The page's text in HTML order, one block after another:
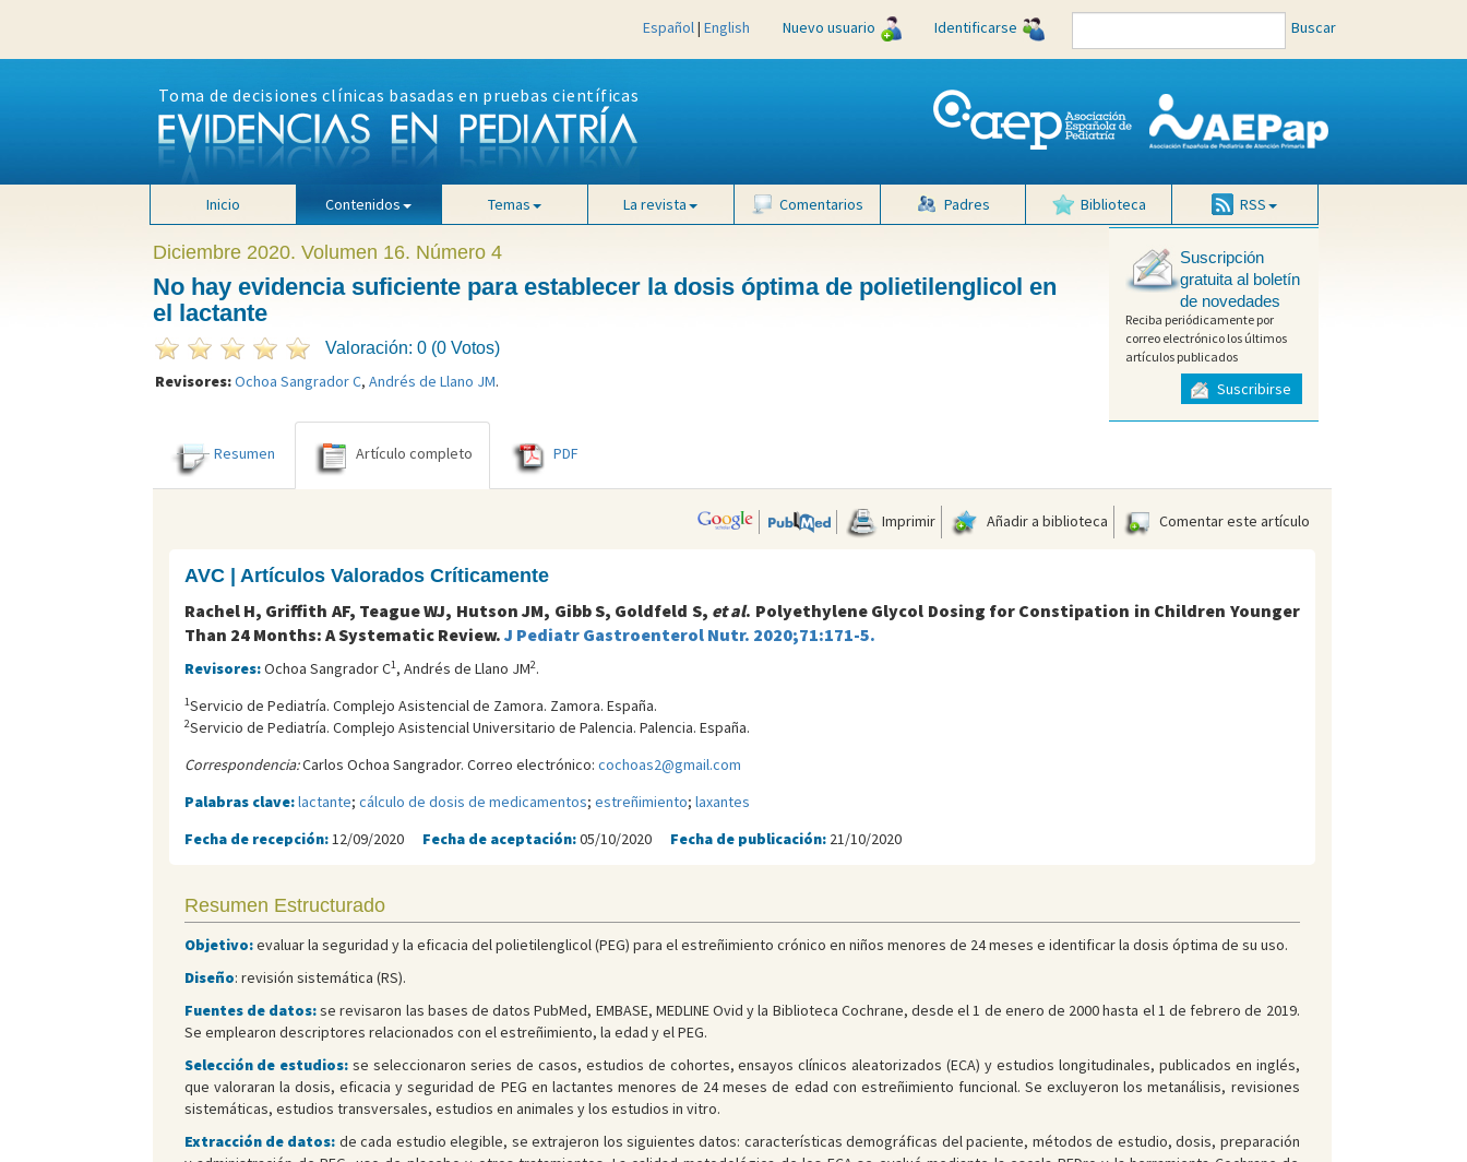
Español| English Nuevo usuario Identificarse Buscar
Toma de decisiones clínicas basadas en pruebas científicas
Inicio Contenidos Temas La revista Comentarios Padres Biblioteca RSS
Diciembre 2020. Volumen 16. Número 4
No hay evidencia suficiente para establecer la dosis óptima de polietilenglicol en
el lactante
Valoración: 0 (0 Votos)
Revisores:Ochoa Sangrador C, Andrés de Llano JM.
Suscripción
gratuita al boletín
de novedades
Reciba periódicamente por
correo electrónico los últimos
artículos publicados
Suscribirse
Resumen Artículo completo PDF
Imprimir Añadir a biblioteca Comentar este artículo
AVC | Artículos Valorados Críticamente
Rachel H, Griffith AF, Teague WJ, Hutson JM, Gibb S, Goldfeld S, et al. Polyethylene Glycol Dosing for Constipation in Children Younger
Than 24 Months: A Systematic Review. J Pediatr Gastroenterol Nutr. 2020;71:171-5.
Revisores:Ochoa Sangrador C1, Andrés de Llano JM2.
1Servicio de Pediatría. Complejo Asistencial de Zamora. Zamora. España.
2Servicio de Pediatría. Complejo Asistencial Universitario de Palencia. Palencia. España.
Correspondencia:Carlos Ochoa Sangrador. Correo electrónico: cochoas2@gmail.com
Palabras clave:lactante; cálculo de dosis de medicamentos; estreñimiento; laxantes
Fecha de recepción:12/09/2020 Fecha de aceptación:05/10/2020 Fecha de publicación: 21/10/2020
Resumen Estructurado
Objetivo:evaluar la seguridad y la eficacia del polietilenglicol (PEG) para el estreñimiento crónico en niños menores de 24 meses e identificar la dosis óptima de su uso.
Diseño: revisión sistemática (RS).
Fuentes de datos:se revisaron las bases de datos PubMed, EMBASE, MEDLINE Ovid y la Biblioteca Cochrane, desde el 1 de enero de 2000 hasta el 1 de febrero de 2019.
Se emplearon descriptores relacionados con el estreñimiento, la edad y el PEG.
Selección de estudios: se seleccionaron series de casos, estudios de cohortes, ensayos clínicos aleatorizados (ECA) y estudios longitudinales, publicados en inglés,
que valoraran la dosis, eficacia y seguridad de PEG en lactantes menores de 24 meses de edad con estreñimiento funcional. Se excluyeron los metanálisis, revisiones
sistemáticas, estudios transversales, estudios en animales y los estudios in vitro.
Extracción de datos: de cada estudio elegible, se extrajeron los siguientes datos: características demográficas del paciente, métodos de estudio, dosis, preparación